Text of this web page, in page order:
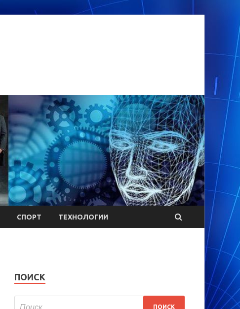
СПОРТ ТЕХНОЛОГИИ
ПОИСК